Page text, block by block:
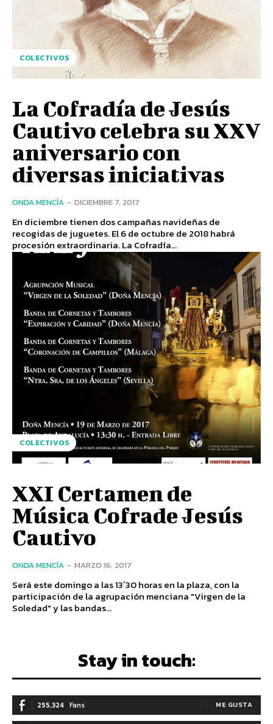
COLECTIVOS
La Cofradía de Jesús
Cautivo celebra su XXV
aniversario con
diversas iniciativas
ONDA MENCÍA - DICIEMBRE 7, 2017
En diciembre tienen dos campañas navideñas de
recogidas de juguetes. El 6 de octubre de 2018 habrá
procesión extraordinaria. La Cofradía...
COLECTIVOS
XXI Certamen de
Música Cofrade Jesús
Cautivo
ONDA MENCÍA - MARZO 16, 2017
Será este domingo a las 13´30 horas en la plaza, con la
participación de la agrupación menciana "Virgen de la
Soledad" y las bandas...
Stay in touch:
255,324 Fans ME GUSTA